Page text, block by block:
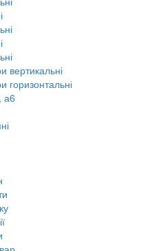
вертикальні
горизонтальні
а6